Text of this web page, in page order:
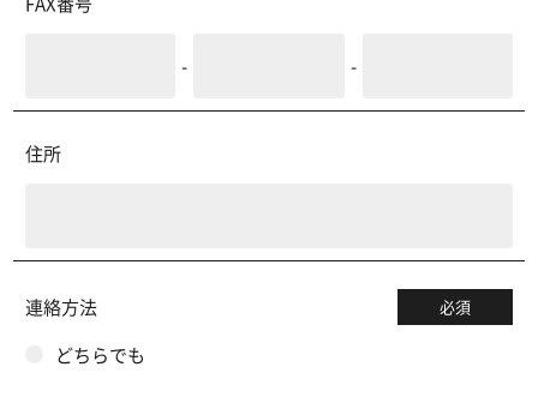
- -
住所
連絡方法 必須
どちらでも